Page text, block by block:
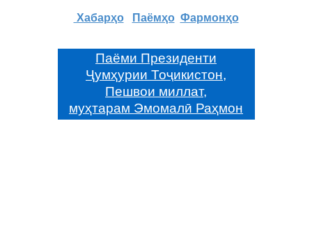
Хабарҳо Паёмҳо Фармонҳо
Паёми Президенти
Ҷумҳурии Тоҷикистон,
Пешвои миллат,
муҳтарам Эмомалӣ Раҳмон